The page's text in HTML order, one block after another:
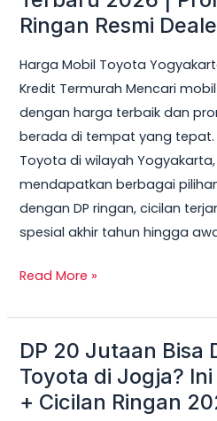
Ringan Resmi
Harga Mobil Toyota
Kredit Termurah Mencari
dengan harga terbaik dan
berada di tempat yang tepat.
Toyota di wilayah
mendapatkan berbagai
dengan DP ringan, cicilan
spesial akhir tahun hingga
Toyota
Terbaru
2026
|
Promo,
Kredit
&
DP
Ringan
Dealer
Read More »
DP 20 Jutaan Bisa
Toyota di Jogja?
+ Cicilan Ringan
DP
20
Jutaan